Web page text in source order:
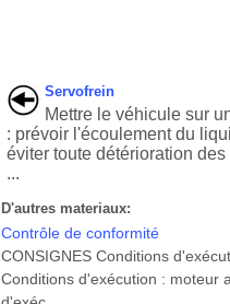
Servofrein
Mettre le véhicule sur
: prévoir l'écoulement du
éviter toute détérioration
...
D'autres materiaux:
Contrôle de conformité
CONSIGNES Conditions
Conditions d'exécution : moteur